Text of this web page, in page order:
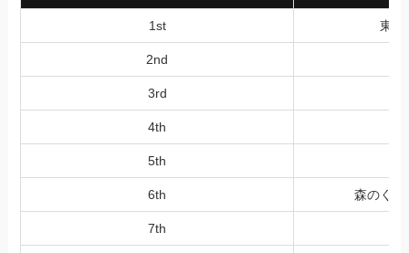
1st 東京
2nd
3rd
4th
5th
6th 森のくま
7th